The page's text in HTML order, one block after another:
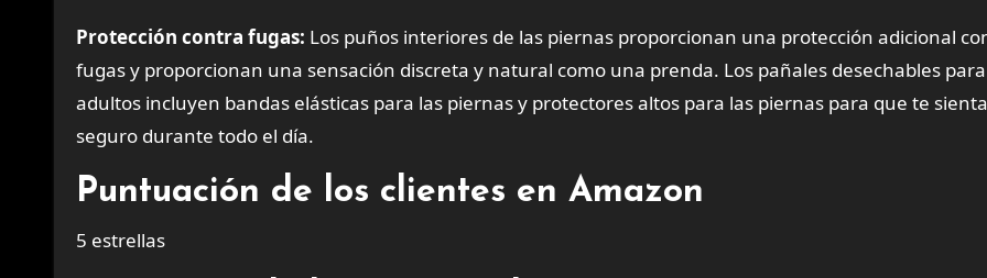
Protección contra fugas: Los puños interiores de las piernas proporcionan una protección adicional
fugas y proporcionan una sensación discreta y natural como una prenda. Los pañales desechables para
adultos incluyen bandas elásticas para las piernas y protectores altos para las piernas para que te
seguro durante todo el día.
Puntuación de los clientes en Amazon
5 estrellas